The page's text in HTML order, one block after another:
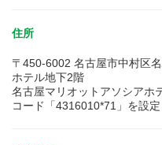
住所
〒450-6002 名古屋市中村区
ホテル地下2階
名古屋マリオットアソシアホ
コード「4316010*71」を設